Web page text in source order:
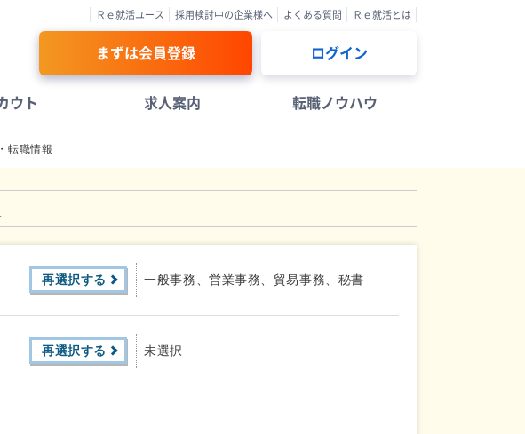
Ｒｅ就活ユース 採用検討中の企業様へ よくある質問 Ｒｅ就活とは
まずは会員登録 ログイン
ウト 求人案内 転職ノウハウ
転職情報
再選択する 一般事務、営業事務、貿易事務、秘書
再選択する 未選択